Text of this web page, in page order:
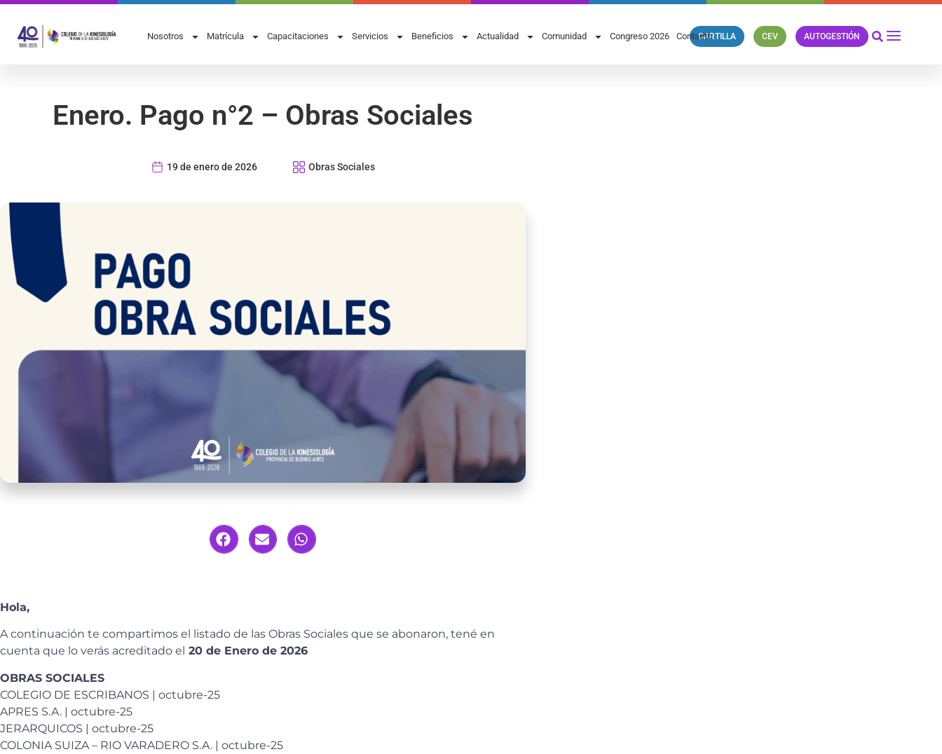
Nosotros Matrícula Capacitaciones Servicios Beneficios Actualidad Comunidad Congreso 2026 ContactoCARTILLA CEV AUTOGESTIÓN
Enero. Pago n°2 – Obras Sociales
19 de enero de 2026 Obras Sociales
Hola,
A continuación te compartimos el listado de las Obras Sociales que se abonaron, tené en
cuenta que lo verás acreditado el 20 de Enero de 2026
OBRAS SOCIALES
COLEGIO DE ESCRIBANOS | octubre-25
APRES S.A. | octubre-25
JERARQUICOS | octubre-25
COLONIA SUIZA – RIO VARADERO S.A. | octubre-25